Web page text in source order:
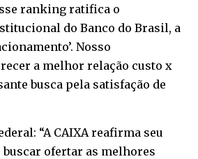
ranking ratifica o
do Banco do Brasil, a
Nosso
a melhor relação custo x
busca pela satisfação de
“A CAIXA reafirma seu
ofertar as melhores